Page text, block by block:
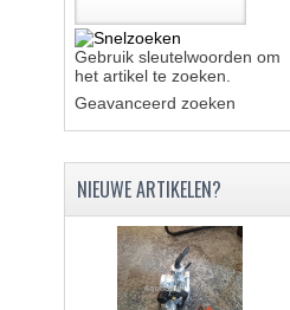
Gebruik sleutelwoorden om
het artikel te zoeken.
Geavanceerd zoeken
NIEUWE ARTIKELEN?